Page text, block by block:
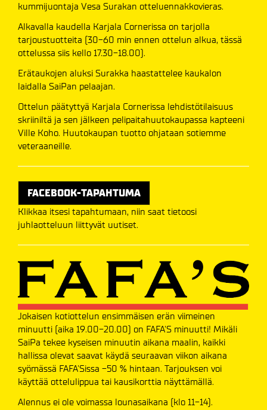
kummijuontaja Vesa Surakan otteluennakkovieras.
Alkavalla kaudella Karjala Cornerissa on tarjolla
tarjoustuotteita (30-60 min ennen ottelun alkua, tässä
ottelussa siis kello 17.30-18.00).
Erätaukojen aluksi Surakka haastattelee kaukalon
laidalla SaiPan pelaajan.
Ottelun päätyttyä Karjala Cornerissa lehdistötilaisuus
skriiniltä ja sen jälkeen pelipaitahuutokaupassa kapteeni
Ville Koho. Huutokaupan tuotto ohjataan sotiemme
veteraaneille.
FACEBOOK-TAPAHTUMA
Klikkaa itsesi tapahtumaan, niin saat tietoosi
juhlaotteluun liittyvät uutiset.
Jokaisen kotiottelun ensimmäisen erän viimeinen
minuutti (aika 19.00-20.00) on FAFA'S minuutti! Mikäli
SaiPa tekee kyseisen minuutin aikana maalin, kaikki
hallissa olevat saavat käydä seuraavan viikon aikana
syömässä FAFA'Sissa -50 % hintaan. Tarjouksen voi
käyttää ottelulippua tai kausikorttia näyttämällä.
Alennus ei ole voimassa lounasaikana (klo 11-14).